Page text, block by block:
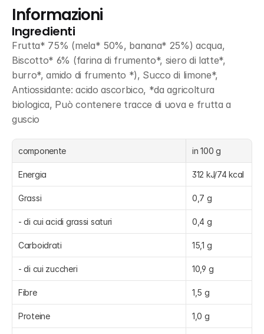
Informazioni
Ingredienti
Frutta* 75% (mela* 50%, banana* 25%) acqua,
Biscotto* 6% (farina di frumento*, siero di latte*,
burro*, amido di frumento *), Succo di limone*,
Antiossidante: acido ascorbico, *da agricoltura
biologica, Può contenere tracce di uova e frutta a
guscio
componente in 100 g
Energia 312 kJ/74 kcal
Grassi 0,7 g
- di cui acidi grassi saturi 0,4 g
Carboidrati 15,1 g
- di cui zuccheri 10,9 g
Fibre 1,5 g
Proteine 1,0 g